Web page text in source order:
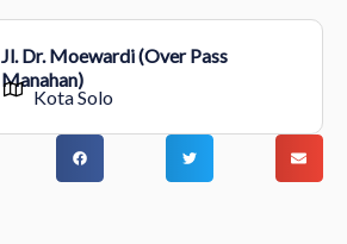
Jl. Dr. Moewardi (Over Pass
Manahan)
Kota Solo